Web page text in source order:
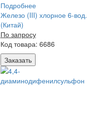
Подробнее
Железо (III) хлорное 6-вод.
(Китай)
По запросу
Код товара: 6686
Заказать